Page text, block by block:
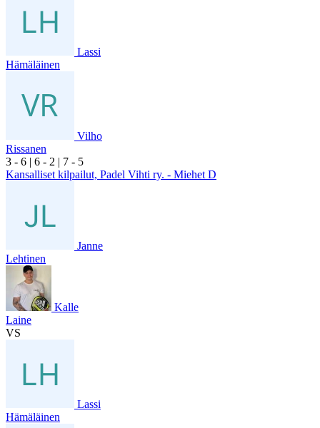
Lassi
Hämäläinen
Vilho
Rissanen
3 - 6 | 6 - 2 | 7 - 5
Kansalliset kilpailut, Padel Vihti ry. - Miehet D
Janne
Lehtinen
Kalle
Laine
VS
Lassi
Hämäläinen